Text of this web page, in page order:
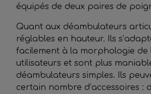
équipés de deux paires de
Quant aux déambulateurs
réglables en hauteur. Ils
facilement à la morphologie de
utilisateurs et sont plus
déambulateurs simples. Ils
certain nombre d’accessoires :